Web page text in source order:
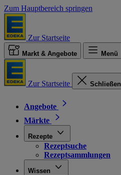
Zum Hauptbereich springen
Zur Startseite
Markt & Angebote Menü
Zur Startseite Schließen
Angebote
Märkte
Rezepte
Rezeptsuche
Rezeptsammlungen
Wissen